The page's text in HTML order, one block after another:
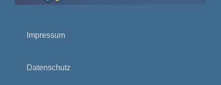
Impressum
Datenschutz